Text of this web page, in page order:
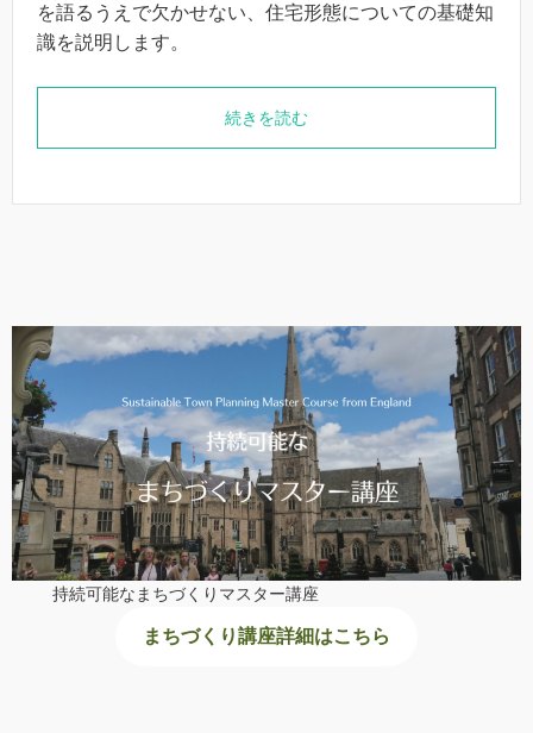
を語るうえで欠かせない、住宅形態についての基礎知
識を説明します。
続きを読む
持続可能なまちづくりマスター講座
まちづくり講座詳細はこちら